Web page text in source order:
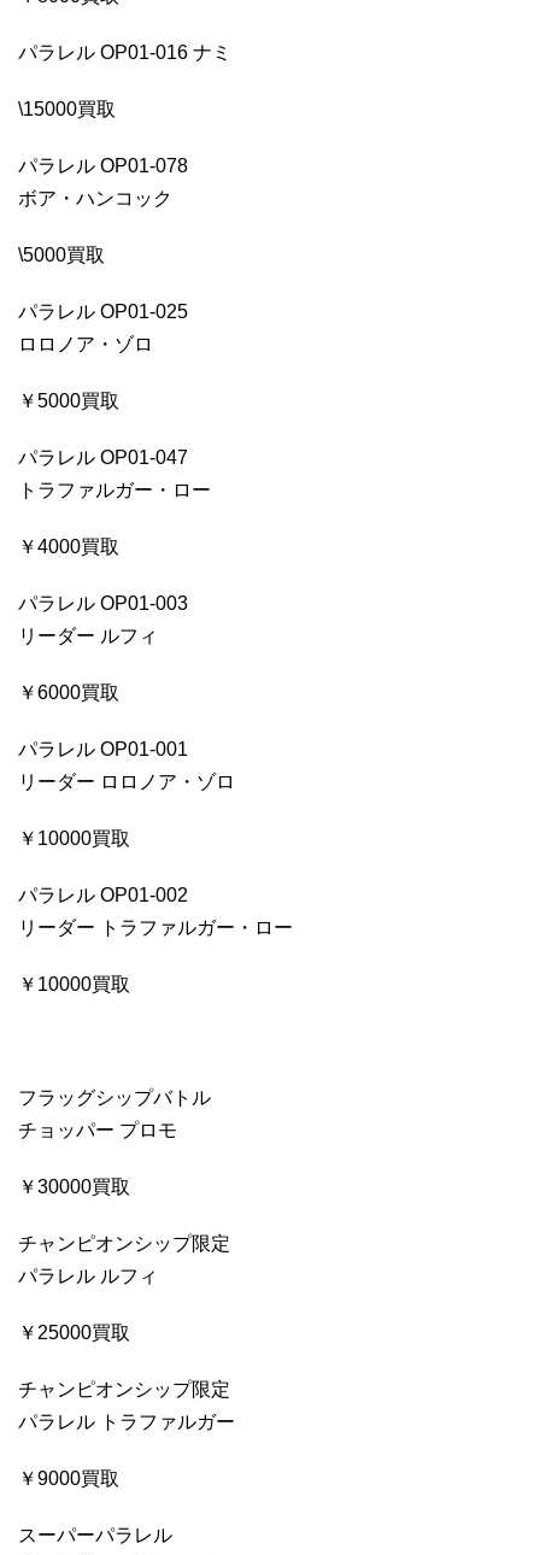
パラレル OP01-016 ナミ
\15000買取
パラレル OP01-078
ボア・ハンコック
\5000買取
パラレル OP01-025
ロロノア・ゾロ
￥5000買取
パラレル OP01-047
トラファルガー・ロー
￥4000買取
パラレル OP01-003
リーダー ルフィ
￥6000買取
パラレル OP01-001
リーダー ロロノア・ゾロ
￥10000買取
パラレル OP01-002
リーダー トラファルガー・ロー
￥10000買取
フラッグシップバトル
チョッパー プロモ
￥30000買取
チャンピオンシップ限定
パラレル ルフィ
￥25000買取
チャンピオンシップ限定
パラレル トラファルガー
￥9000買取
スーパーパラレル